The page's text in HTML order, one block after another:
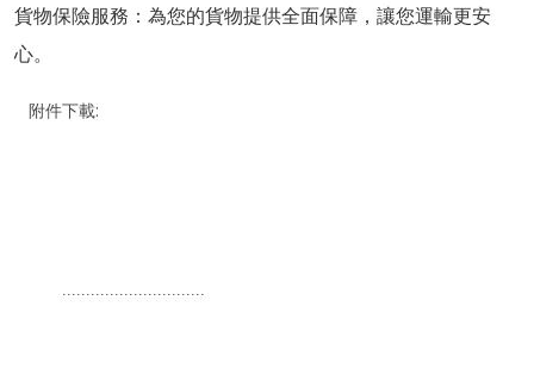
貨物保險服務：為您的貨物提供全面保障，讓您運輸更安
心。
附件下載:
..............................